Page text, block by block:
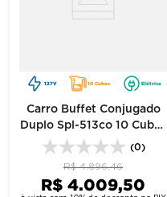
127V 10 Cubas Elétrica
Carro Buffet Conjugado
Duplo Spl-513co 10 Cubas
Quentes E 5 Frias 127V -
Spolu
(0)
R$ 4.896,46
R$ 4.009,50